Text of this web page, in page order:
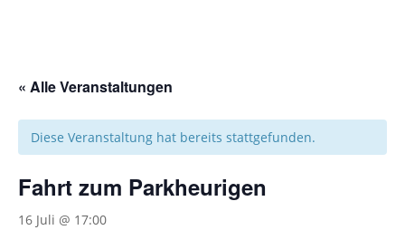
« Alle Veranstaltungen
Diese Veranstaltung hat bereits stattgefunden.
Fahrt zum Parkheurigen
16 Juli @ 17:00